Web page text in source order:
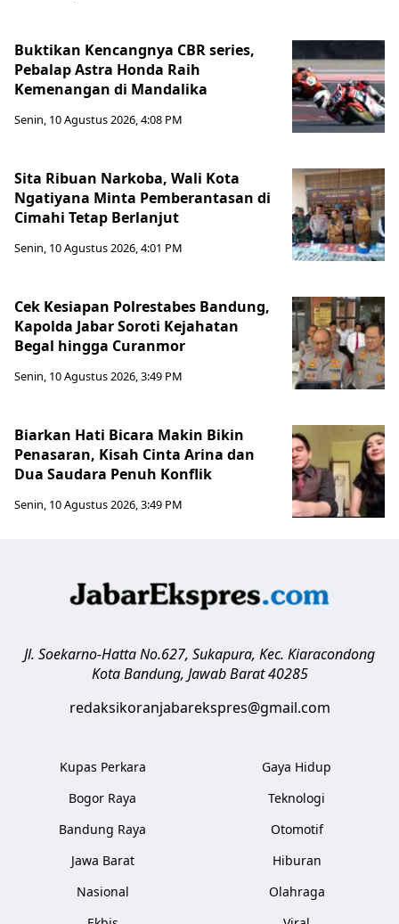
Buktikan Kencangnya CBR series,
Pebalap Astra Honda Raih
Kemenangan di Mandalika
Senin, 10 Agustus 2026, 4:08 PM
Sita Ribuan Narkoba, Wali Kota
Ngatiyana Minta Pemberantasan di
Cimahi Tetap Berlanjut
Senin, 10 Agustus 2026, 4:01 PM
Cek Kesiapan Polrestabes Bandung,
Kapolda Jabar Soroti Kejahatan
Begal hingga Curanmor
Senin, 10 Agustus 2026, 3:49 PM
Biarkan Hati Bicara Makin Bikin
Penasaran, Kisah Cinta Arina dan
Dua Saudara Penuh Konflik
Senin, 10 Agustus 2026, 3:49 PM
Jl. Soekarno-Hatta No.627, Sukapura, Kec. Kiaracondong
Kota Bandung, Jawab Barat 40285
redaksikoranjabarekspres@gmail.com
Kupas Perkara
Bogor Raya
Bandung Raya
Jawa Barat
Nasional
Gaya Hidup
Teknologi
Otomotif
Hiburan
Olahraga